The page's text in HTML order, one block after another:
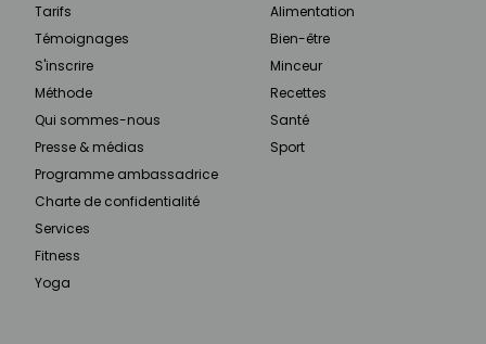
Tarifs
Témoignages
S'inscrire
Méthode
Qui sommes-nous
Presse & médias
Programme ambassadrice
Charte de confidentialité
Services
Fitness
Yoga
Alimentation
Bien-être
Minceur
Recettes
Santé
Sport